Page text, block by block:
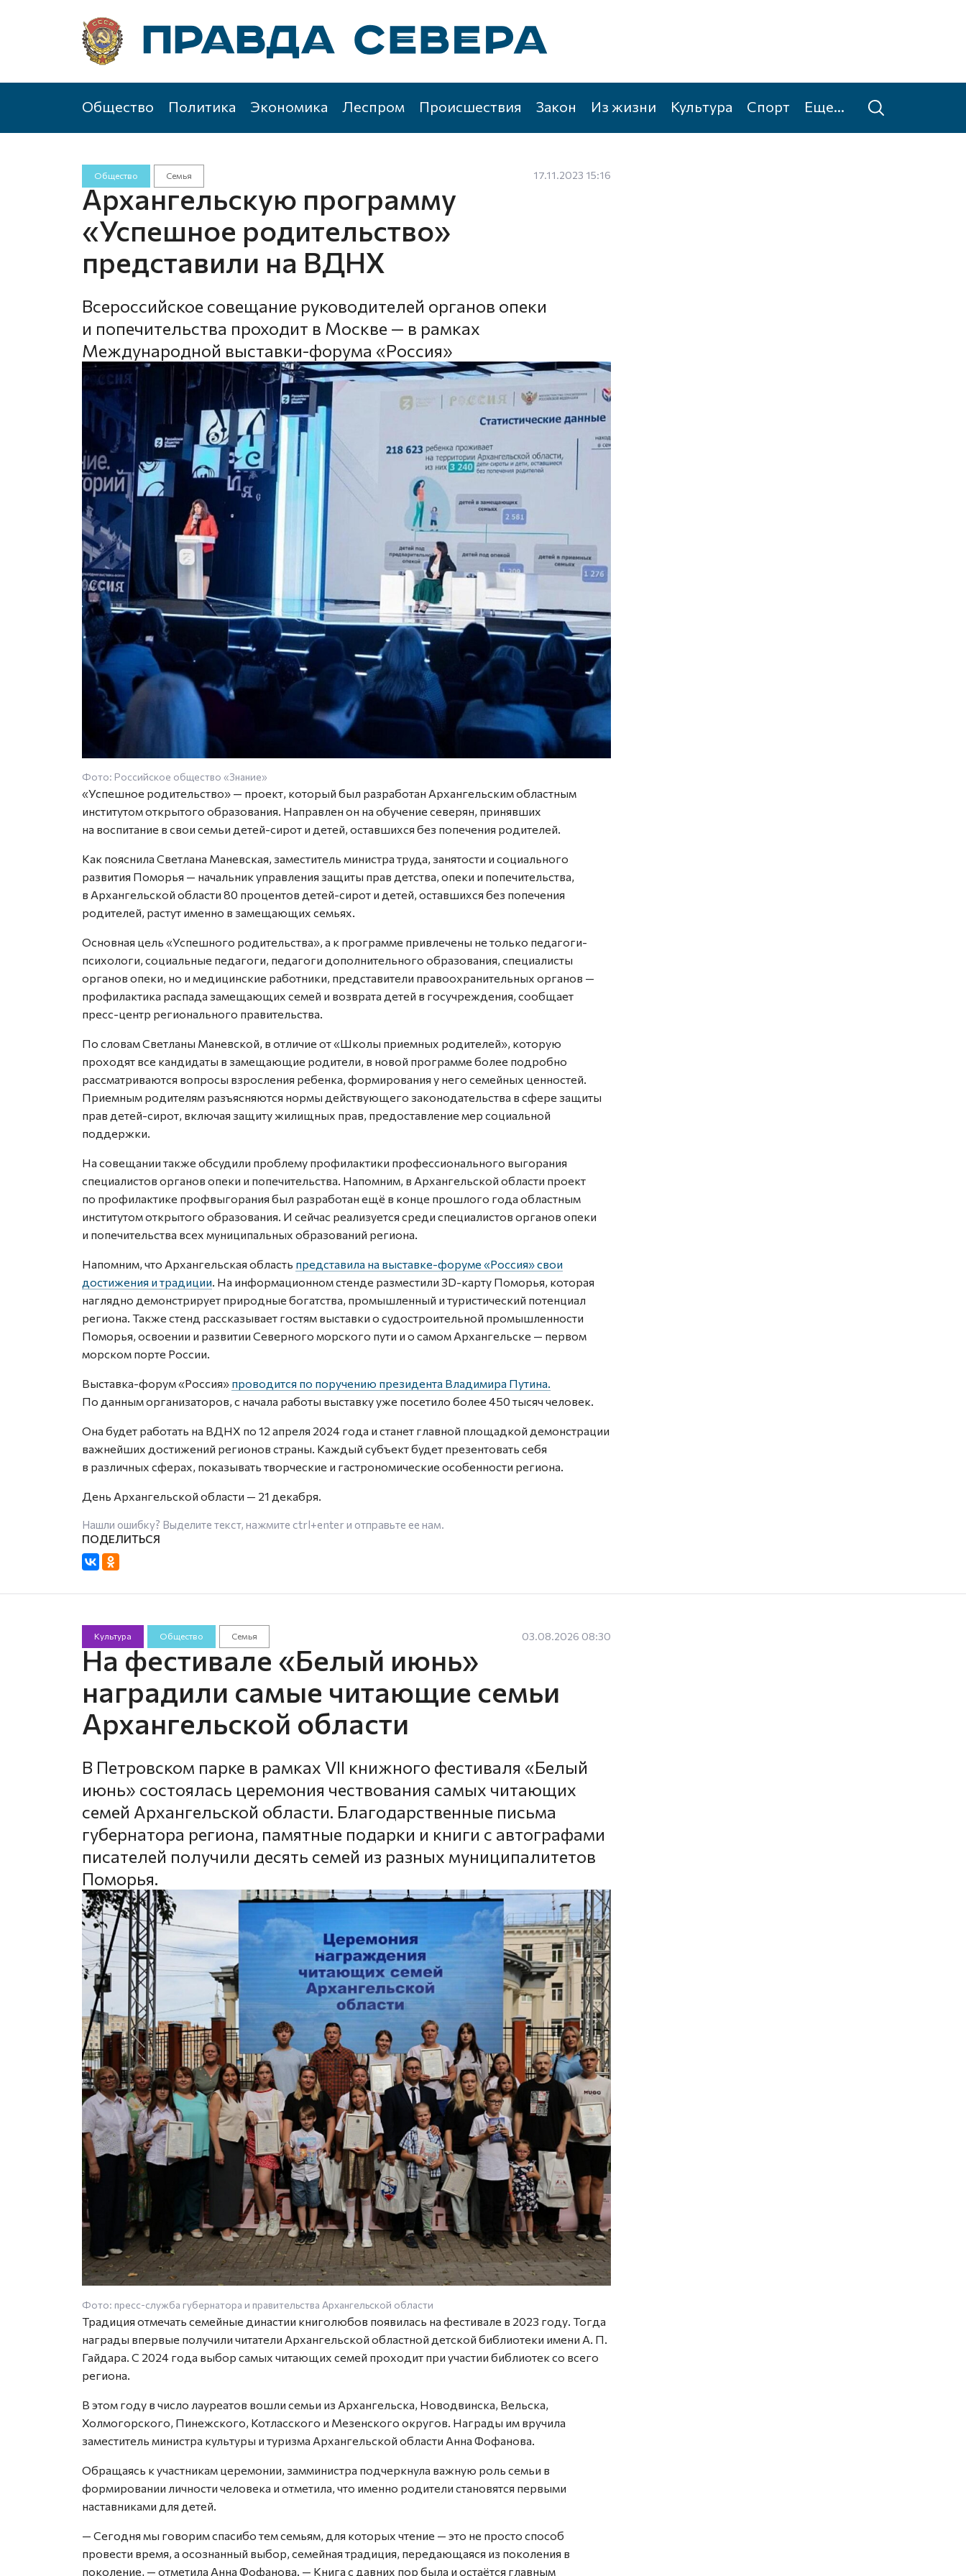
Общество Политика Экономика Леспром Происшествия Закон Из жизни Культура Спорт Еще...
Общество Семья 17.11.2023 15:16
Архангельскую программу
«Успешное родительство»
представили на ВДНХ
Всероссийское совещание руководителей органов опеки
и попечительства проходит в Москве — в рамках
Международной выставки-форума «Россия»
Фото: Российское общество «Знание»
«Успешное родительство» — проект, который был разработан Архангельским областным
институтом открытого образования. Направлен он на обучение северян, принявших
на воспитание в свои семьи детей-сирот и детей, оставшихся без попечения родителей.
Как пояснила Светлана Маневская, заместитель министра труда, занятости и социального
развития Поморья — начальник управления защиты прав детства, опеки и попечительства,
в Архангельской области 80 процентов детей-сирот и детей, оставшихся без попечения
родителей, растут именно в замещающих семьях.
Основная цель «Успешного родительства», а к программе привлечены не только педагоги-
психологи, социальные педагоги, педагоги дополнительного образования, специалисты
органов опеки, но и медицинские работники, представители правоохранительных органов —
профилактика распада замещающих семей и возврата детей в госучреждения, сообщает
пресс-центр регионального правительства.
По словам Светланы Маневской, в отличие от «Школы приемных родителей», которую
проходят все кандидаты в замещающие родители, в новой программе более подробно
рассматриваются вопросы взросления ребенка, формирования у него семейных ценностей.
Приемным родителям разъясняются нормы действующего законодательства в сфере защиты
прав детей-сирот, включая защиту жилищных прав, предоставление мер социальной
поддержки.
На совещании также обсудили проблему профилактики профессионального выгорания
специалистов органов опеки и попечительства. Напомним, в Архангельской области проект
по профилактике профвыгорания был разработан ещё в конце прошлого года областным
институтом открытого образования. И сейчас реализуется среди специалистов органов опеки
и попечительства всех муниципальных образований региона.
Напомним, что Архангельская область представила на выставке-форуме «Россия» свои
достижения и традиции. На информационном стенде разместили 3D-карту Поморья, которая
наглядно демонстрирует природные богатства, промышленный и туристический потенциал
региона. Также стенд рассказывает гостям выставки о судостроительной промышленности
Поморья, освоении и развитии Северного морского пути и о самом Архангельске — первом
морском порте России.
Выставка-форум «Россия» проводится по поручению президента Владимира Путина.
По данным организаторов, с начала работы выставку уже посетило более 450 тысяч человек.
Она будет работать на ВДНХ по 12 апреля 2024 года и станет главной площадкой демонстрации
важнейших достижений регионов страны. Каждый субъект будет презентовать себя
в различных сферах, показывать творческие и гастрономические особенности региона.
День Архангельской области — 21 декабря.
Нашли ошибку? Выделите текст, нажмите ctrl+enterи отправьте ее нам.
Культура Общество Семья 03.08.2026 08:30
На фестивале «Белый июнь»
наградили самые читающие семьи
Архангельской области
В Петровском парке в рамках VII книжного фестиваля «Белый
июнь» состоялась церемония чествования самых читающих
семей Архангельской области. Благодарственные письма
губернатора региона, памятные подарки и книги с автографами
писателей получили десять семей из разных муниципалитетов
Поморья.
Фото: пресс-служба губернатора и правительства Архангельской области
Традиция отмечать семейные династии книголюбов появилась на фестивале в 2023 году. Тогда
награды впервые получили читатели Архангельской областной детской библиотеки имени А. П.
Гайдара. С 2024 года выбор самых читающих семей проходит при участии библиотек со всего
региона.
В этом году в число лауреатов вошли семьи из Архангельска, Новодвинска, Вельска,
Холмогорского, Пинежского, Котласского и Мезенского округов. Награды им вручила
заместитель министра культуры и туризма Архангельской области Анна Фофанова.
Обращаясь к участникам церемонии, замминистра подчеркнула важную роль семьи в
формировании личности человека и отметила, что именно родители становятся первыми
наставниками для детей.
— Сегодня мы говорим спасибо тем семьям, для которых чтение — это не просто способ
провести время, а осознанный выбор, семейная традиция, передающаяся из поколения в
поколение, — отметила Анна Фофанова. — Книга с давних пор была и остаётся главным